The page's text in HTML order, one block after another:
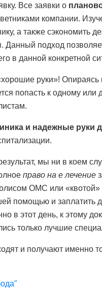
Все заявки о
компании.
а также сэкономить
подход
в данной конкретной
руки»! Опираясь
попасть к одному
и надежные руки
мы ни в коем
право на е лечение
ОМС или
помощью и заплатить
в этот день, к этому
только лучшие
и получают именно